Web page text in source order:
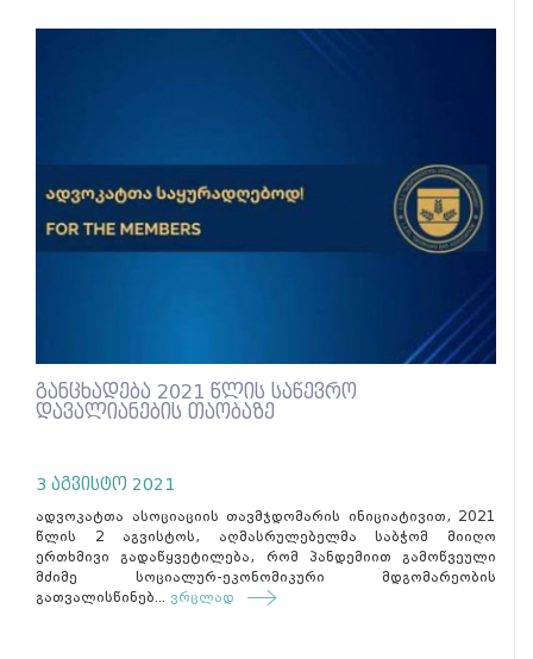
განცხადება 2021 წლის საწევრო
დავალიანების თაობაზე
3 აგვისტო 2021
ადვოკატთა ასოციაციის თავმჯდომარის ინიციატივით, 2021
წლის 2 აგვისტოს, აღმასრულებელმა საბჭომ მიიღო
ერთხმივი გადაწყვეტილება, რომ პანდემიით გამოწვეული
მძიმე სოციალურ-ეკონომიკური მდგომარეობის
გათვალისწინებ... ვრცლად